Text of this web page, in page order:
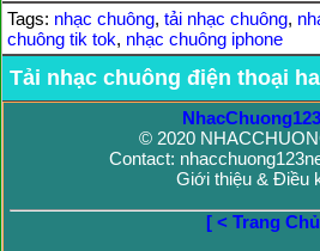
Tags: nhạc chuông, tải nhạc chuông,
chuông tik tok, nhạc chuông iphone
Tải nhạc chuông điện thoại
© 2020
Contact:
Giới thiệu & Điều
[ < Trang